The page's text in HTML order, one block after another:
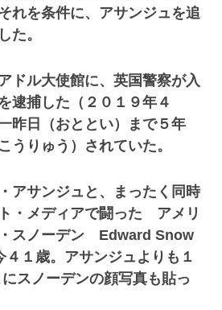
れを条件に、アサンジュを追
た。
ドル大使館に、英国警察が入
逮捕した（２０１９年４
昨日（おととい）まで５年
うりゅう）されていた。
アサンジュと、まったく同時
・メディアで闘った アメリ
スノーデン Edward Snow
１歳。アサンジュよりも１
スノーデンの顔写真も貼っ